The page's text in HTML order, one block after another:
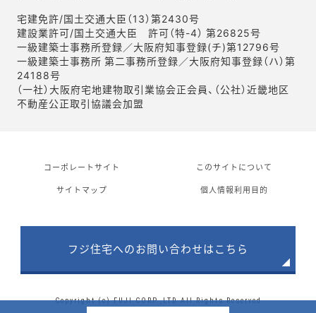
宅建免許/国土交通大臣（13）第2430号
建設業許可/国土交通大臣 許可（特-4） 第26825号
一級建築士事務所登録／大阪府知事登録(チ)第12796号
一級建築士事務所 第二事務所登録／大阪府知事登録（ハ）第
24188号
（一社）大阪府宅地建物取引業協会正会員、（公社）近畿地区
不動産公正取引協議会加盟
コーポレートサイト
このサイトについて
サイトマップ
個人情報利用目的
フジ住宅へのお問い合わせはこちら
Copyright (c) FUJI CORP.,LTD All Rights Reserved